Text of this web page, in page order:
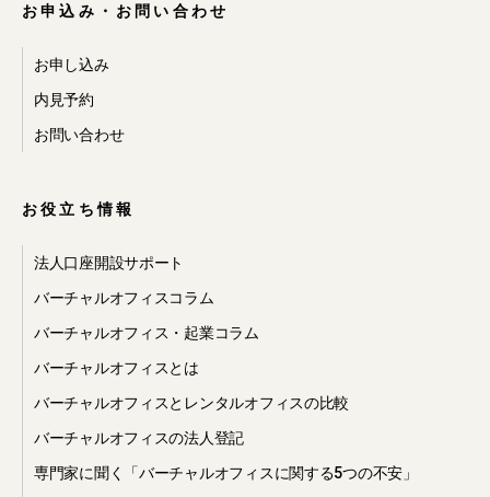
当社のサービスのご利用に際して、次
サービスの利用を希望し、同サービス
利用のために当社から提携先へ必要な
・当社が、提携先のサービスなど、当
するお問い合わせを受け、お問い合わ
せに対する回答を提携先からお客様に
場合、当社から当該提携先へお問い合
わせの内容や回答先情報等を開示・提
供すること
お申込み・お問い合わせ
お申し込み
内見予約
お問い合わせ
お役立ち情報
法人口座開設サポート
バーチャルオフィスコラム
バーチャルオフィス・起業コラム
バーチャルオフィスとは
バーチャルオフィスとレンタルオフィスの比較
バーチャルオフィスの法人登記
専門家に聞く「バーチャルオフィスに関する5つの不安」